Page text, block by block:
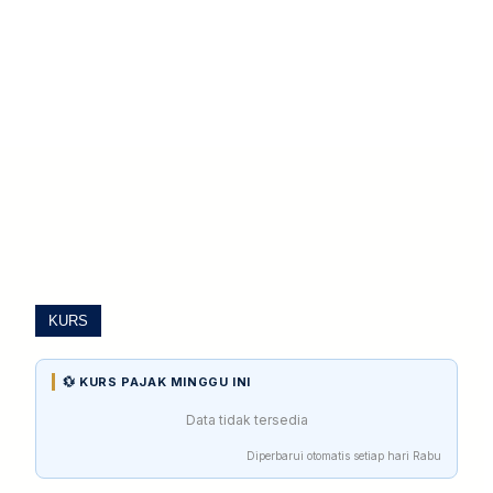
KURS
💱 KURS PAJAK MINGGU INI
Data tidak tersedia
Diperbarui otomatis setiap hari Rabu